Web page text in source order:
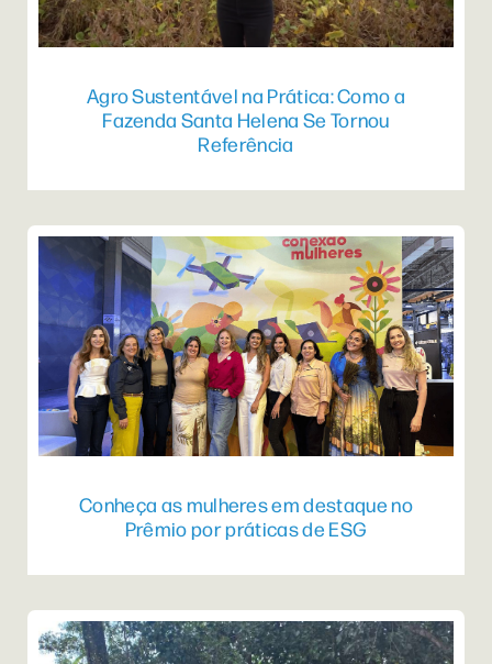
Agro Sustentável na Prática: Como a
Fazenda Santa Helena Se Tornou
Referência
Conheça as mulheres em destaque no
Prêmio por práticas de ESG